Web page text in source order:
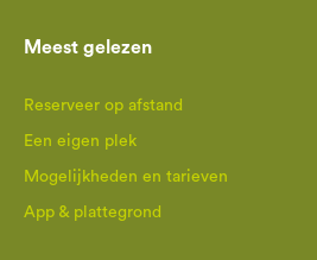
Meest gelezen
Reserveer op afstand
Een eigen plek
Mogelijkheden en tarieven
App & plattegrond